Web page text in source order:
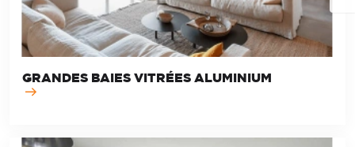
GRANDES BAIES VITRÉES ALUMINIUM